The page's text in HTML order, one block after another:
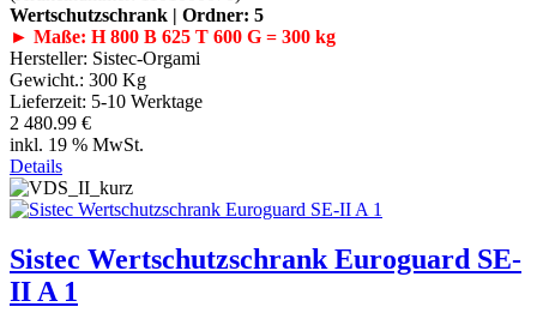
Wertschutzschrank | Ordner: 5
► Maße: H 800 B 625 T 600 G = 300 kg
Hersteller: Sistec-Orgami
Gewicht.: 300 Kg
Lieferzeit: 5-10 Werktage
2 480.99 €
inkl. 19 % MwSt.
Details
Sistec Wertschutzschrank Euroguard SE-
II A 1